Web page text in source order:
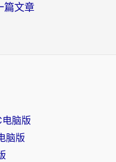
篇文章
脑版
脑版